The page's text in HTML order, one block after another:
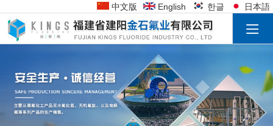
中文版 English 한글 日本語